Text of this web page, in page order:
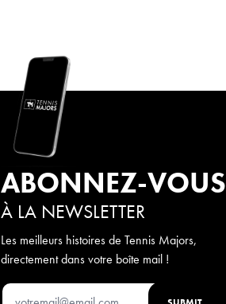
ABONNEZ-VOUS
À LA NEWSLETTER
Les meilleurs histoires de Tennis Majors,
directement dans votre boîte mail !